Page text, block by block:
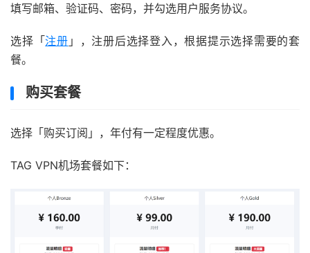
填写邮箱、验证码、密码，并勾选用户服务协议。
选择「注册 」，注册后选择登入，根据提示选择需要的套
餐。
购买套餐
选择「购买订阅」，年付有一定程度优惠。
TAG VPN机场套餐如下：